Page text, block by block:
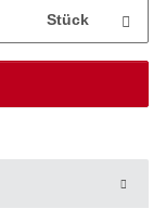
Stück